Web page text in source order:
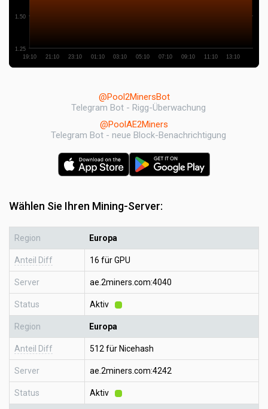
19:10 21:10 23:10 01:10 03:10 05:10 07:10 09:10 11:10 13:10
1.25
1.50
@Pool2MinersBot
Telegram Bot - Rigg-Überwachung
@PoolAE2Miners
Telegram Bot - neue Block-Benachrichtigung
Wählen Sie Ihren Mining-Server:
Region Europa
Anteil Diff 16 für GPU
Server ae.2miners.com:4040
Status Aktiv
Region Europa
Anteil Diff 512 für Nicehash
Server ae.2miners.com:4242
Status Aktiv